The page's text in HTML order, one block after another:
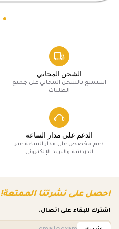
الشحن المجاني
استمتع بالشحن المجاني على جميع
الطلبات
الدعم على مدار الساعة
دعم مخصص على مدار الساعة عبر
الدردشة والبريد الإلكتروني
احصل على نشرتنا الممتعة!
اشترك للبقاء على اتصال.